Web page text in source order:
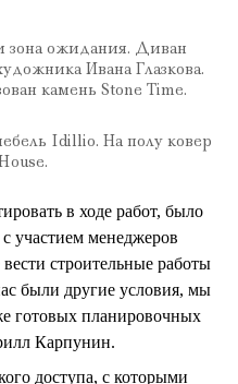
зона ожидания. Диван
Ивана Глазкова.
камень Stone Time.
Idillio. На полу ковер
в ходе работ, было
участием менеджеров
строительные работы
были другие условия, мы
готовых планировочных
Карпунин.
доступа, с которыми